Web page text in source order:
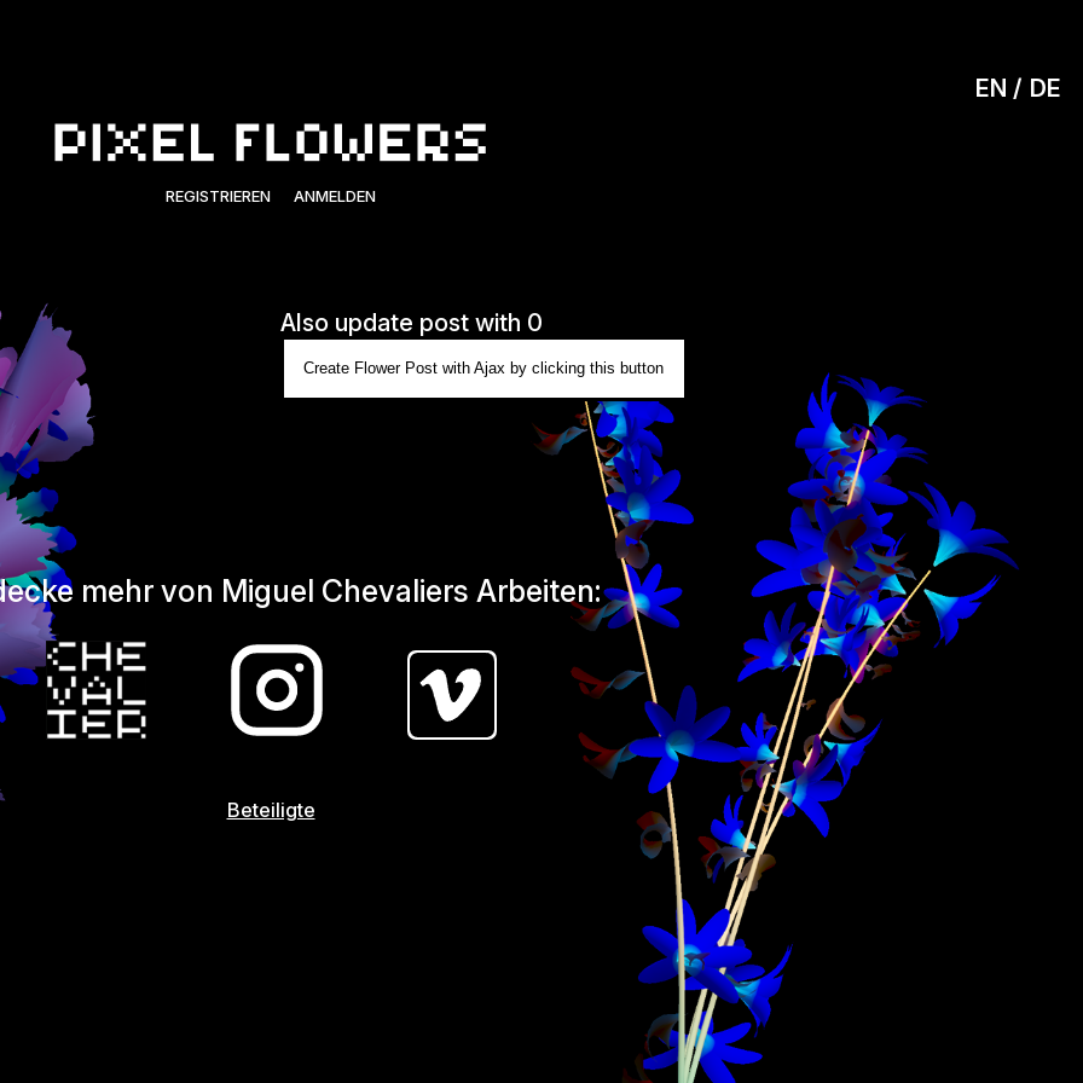
REGISTRIEREN ANMELDEN
EN DE
Also update post with 0
Create Flower Post with Ajax by clicking this button
mehr von Miguel Chevaliers Arbeiten:
Beteiligte